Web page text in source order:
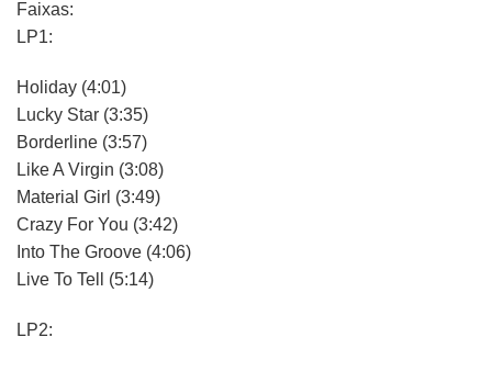
Faixas:
LP1:
Holiday (4:01)
Lucky Star (3:35)
Borderline (3:57)
Like A Virgin (3:08)
Material Girl (3:49)
Crazy For You (3:42)
Into The Groove (4:06)
Live To Tell (5:14)
LP2: